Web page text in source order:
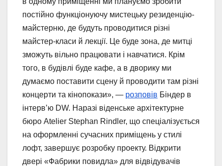
постійно функціонуючу мистецьку резиденцію-
майстерню, де будуть проводитися різні
майстер-класи й лекції. Це буде зона, де митці
зможуть вільно працювати і навчатися. Крім
того, в будівлі буде кафе, а в дворику ми
думаємо поставити сцену й проводити там різні
концерти та кінопокази», — розповів Біндер в
інтерв’ю DW. Наразі віденське архітектурне
бюро Atelier Stephan Rindler, що спеціалізується
на оформленні сучасних приміщень у стилі
лофт, завершує розробку проекту. Відкрити
двері «Фабрики повидла» для відвідувачів